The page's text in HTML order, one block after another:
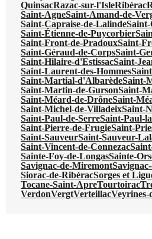
QuinsacRazac-sur-l'IsleRibérac
Saint-AgneSaint-Amand-de-
Saint-Capraise-de-LalindeSaint-
Saint-Étienne-de-Puycorbier
Saint-Front-de-PradouxSaint-
Saint-Géraud-de-CorpsSaint-
Saint-Hilaire-d'EstissacSaint-
Saint-Laurent-des-Hommes
Saint-Martial-d'AlbarèdeSaint-
Saint-Martin-de-GursonSaint-
Saint-Méard-de-DrôneSaint-
Saint-Michel-de-VilladeixSaint-
Saint-Paul-de-SerreSaint-Paul-
Saint-Pierre-de-FrugieSaint-
Saint-SauveurSaint-Sauveur-
Saint-Vincent-de-Connezac
Sainte-Foy-de-LongasSainte-
Savignac-de-Miremont
Siorac-de-RibéracSorges et
Tocane-Saint-ApreTourtoirac
VerdonVergtVerteillacVeyrines-